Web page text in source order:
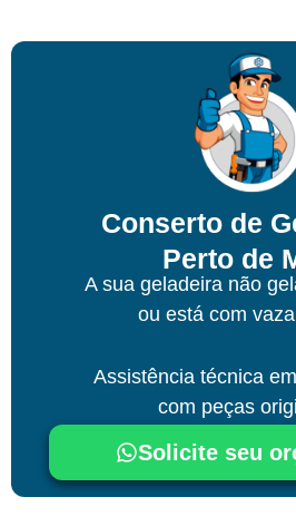
Conserto de
Perto de
A sua geladeira não
ou está com
Assistência técnica
com peças
Solicite seu